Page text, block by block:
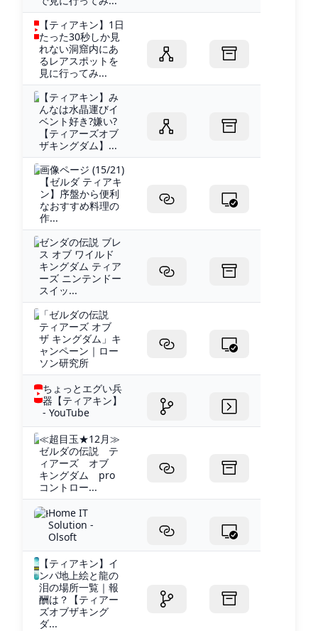
【ティアキン】1日
たった30秒しか見
れない洞窟内にあ
るレアスポットを
見に行ってみ...
【ティアキン】み
んなは水晶運びイ
ベント好き?嫌い?
【ティアーズオブ
ザキングダム】...
画像ページ (15/21)
【ゼルダ ティアキ
ン】序盤から便利
なおすすめ料理の
作...
ゼンダの伝説 ブレ
ス オブ ワイルド
キングダム ティア
ーズ ニンテンドー
スイッ...
「ゼルダの伝説
ティアーズ オブ
ザ キングダム」キ
ャンペーン｜ロー
ソン研究所
ちょっとエグい兵
器【ティアキン】
- YouTube
≪超目玉★12月≫
ゼルダの伝説 テ
ィアーズ オブ
キングダム pro
コントロー...
Home IT
Solution -
Olsoft
【ティアキン】イ
ンパ地上絵と龍の
泪の場所一覧｜報
酬は？【ティアー
ズオブザキング
ダ...